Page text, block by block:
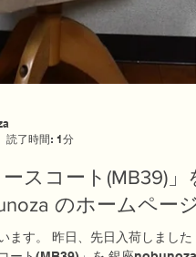
読了時間: 1分
スコート(MB39)」